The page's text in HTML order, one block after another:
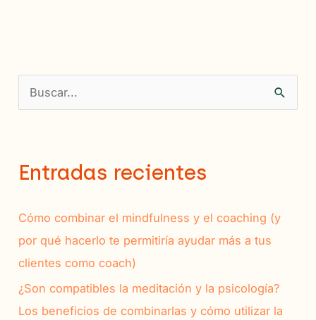
c
:
Entradas recientes
Cómo combinar el mindfulness y el coaching (y
por qué hacerlo te permitiría ayudar más a tus
clientes como coach)
¿Son compatibles la meditación y la psicología?
Los beneficios de combinarlas y cómo utilizar la